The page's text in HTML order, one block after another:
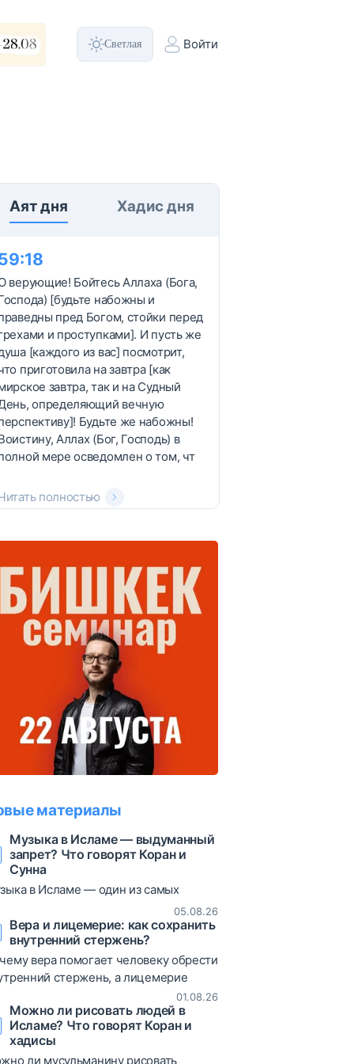
Светлая Войти
Аят дня Хадис дня
:18
верующие! Бойтесь Аллаха (Бога,
[будьте набожны и
пред Богом, стойки перед
и проступками]. И пусть же
[каждого из вас] посмотрит,
приготовила на завтра [как
завтра, так и на Судный
определяющий вечную
Будьте же набожны!
Аллах (Бог, Господь) в
мере осведомлен о том, чт
полностью
материалы
Музыка в Исламе — выдуманный
запрет? Что говорят Коран и
Сунна
в Исламе — один из самых
коранические аяты, хадисы
богословские мнения,
объективно взглянуть на
вопрос.
05.08.26
Вера и лицемерие: как сохранить
внутренний стержень?
вера помогает человеку обрести
стержень, а лицемерие
к постоянным сомнениям и
В статье рассматриваются
Корана, хадисы и богословские
о природе лицемерия,
01.08.26
Можно ли рисовать людей в
Исламе? Что говорят Коран и
хадисы
ли мусульманину рисовать